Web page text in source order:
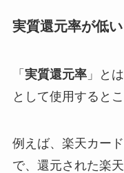
実質還元率が低い
「 実質還元率」と
として使用すると
例えば、楽天カー
で、還元された楽